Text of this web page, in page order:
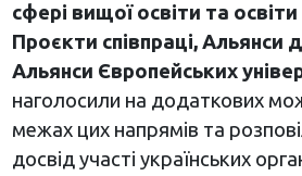
сфері вищої освіти та
Проєкти співпраці, Альянси
Альянси Європейських
наголосили на додаткових
межах цих напрямів та
досвід участі українських